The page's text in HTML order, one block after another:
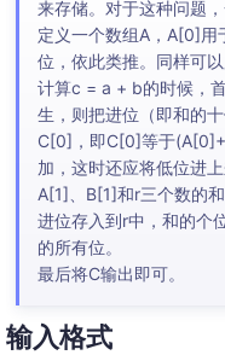
来存储。对于这种问题
定义一个数组A，A[0]用
位，依此类推。同样可
计算c = a + b的时候，
生，则把进位（即和的
C[0]，即C[0]等于
加，这时还应将低位进
A[1]、B[1]和r三个数的
进位存入到r中，和的个
的所有位。
最后将C输出即可。
输入格式